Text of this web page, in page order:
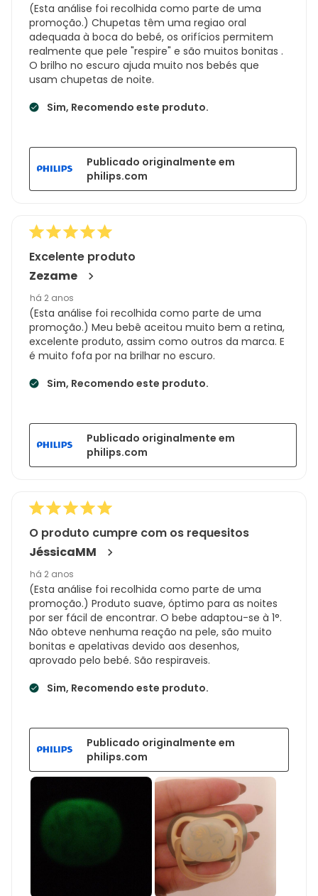
(Esta análise foi recolhida como parte de uma
promoção.) Chupetas têm uma regiao oral
adequada à boca do bebé, os orifícios permitem
realmente que pele "respire" e são muitos bonitas .
O brilho no escuro ajuda muito nos bebés que
usam chupetas de noite.
Sim, Recomendo este produto.
Publicado originalmente em
philips.com
Excelente produto
Zezame
há 2 anos
(Esta análise foi recolhida como parte de uma
promoção.) Meu bebê aceitou muito bem a retina,
excelente produto, assim como outros da marca. E
é muito fofa por na brilhar no escuro.
Sim, Recomendo este produto.
Publicado originalmente em
philips.com
O produto cumpre com os requesitos
JéssicaMM
há 2 anos
(Esta análise foi recolhida como parte de uma
promoção.) Produto suave, óptimo para as noites
por ser fácil de encontrar. O bebe adaptou-se à 1°.
Não obteve nenhuma reação na pele, são muito
bonitas e apelativas devido aos desenhos,
aprovado pelo bebé. São respiraveis.
Sim, Recomendo este produto.
Publicado originalmente em
philips.com